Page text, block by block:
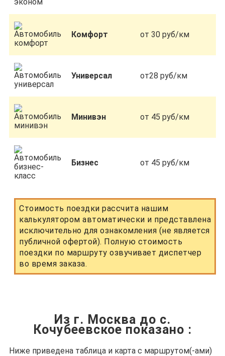
Комфорт от 30 руб/км
Универсал от28 руб/км
Минивэн от 45 руб/км
Бизнес от 45 руб/км
Стоимость поездки рассчита нашим
калькулятором автоматически и представлена
исключительно для ознакомления (не является
публичной офертой). Полную стоимость
поездки по маршруту озвучивает диспетчер
во время заказа.
Из г. Москва до с.
Кочубеевское показано :
Ниже приведена таблица и карта с маршрутом(-ами)